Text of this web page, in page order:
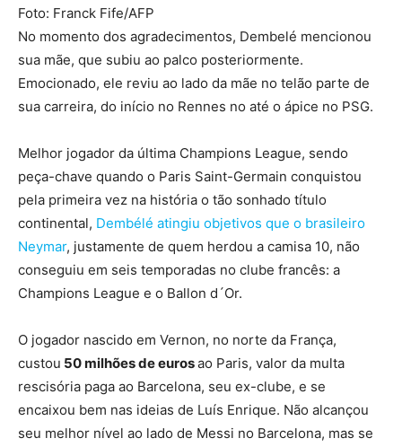
Foto: Franck Fife/AFP
No momento dos agradecimentos, Dembelé mencionou
sua mãe, que subiu ao palco posteriormente.
Emocionado, ele reviu ao lado da mãe no telão parte de
sua carreira, do início no Rennes no até o ápice no PSG.
Melhor jogador da última Champions League, sendo
peça-chave quando o Paris Saint-Germain conquistou
pela primeira vez na história o tão sonhado título
continental, Dembélé atingiu objetivos que o brasileiro
Neymar, justamente de quem herdou a camisa 10, não
conseguiu em seis temporadas no clube francês: a
Champions League e o Ballon d´Or.
O jogador nascido em Vernon, no norte da França,
custou 50 milhões de eurosao Paris, valor da multa
rescisória paga ao Barcelona, seu ex-clube, e se
encaixou bem nas ideias de Luís Enrique. Não alcançou
seu melhor nível ao lado de Messi no Barcelona, mas se